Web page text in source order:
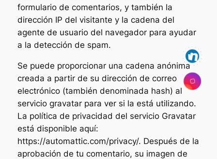
formulario de comentarios, y también la
dirección IP del visitante y la cadena del
agente de usuario del navegador para ayudar
a la detección de spam.
Se puede proporcionar una cadena anónima
creada a partir de su dirección de correo
electrónico (también denominada hash) al
servicio gravatar para ver si la está utilizando.
La política de privacidad del servicio Gravatar
está disponible aquí:
https://automattic.com/privacy/. Después de la
aprobación de tu comentario, su imagen de